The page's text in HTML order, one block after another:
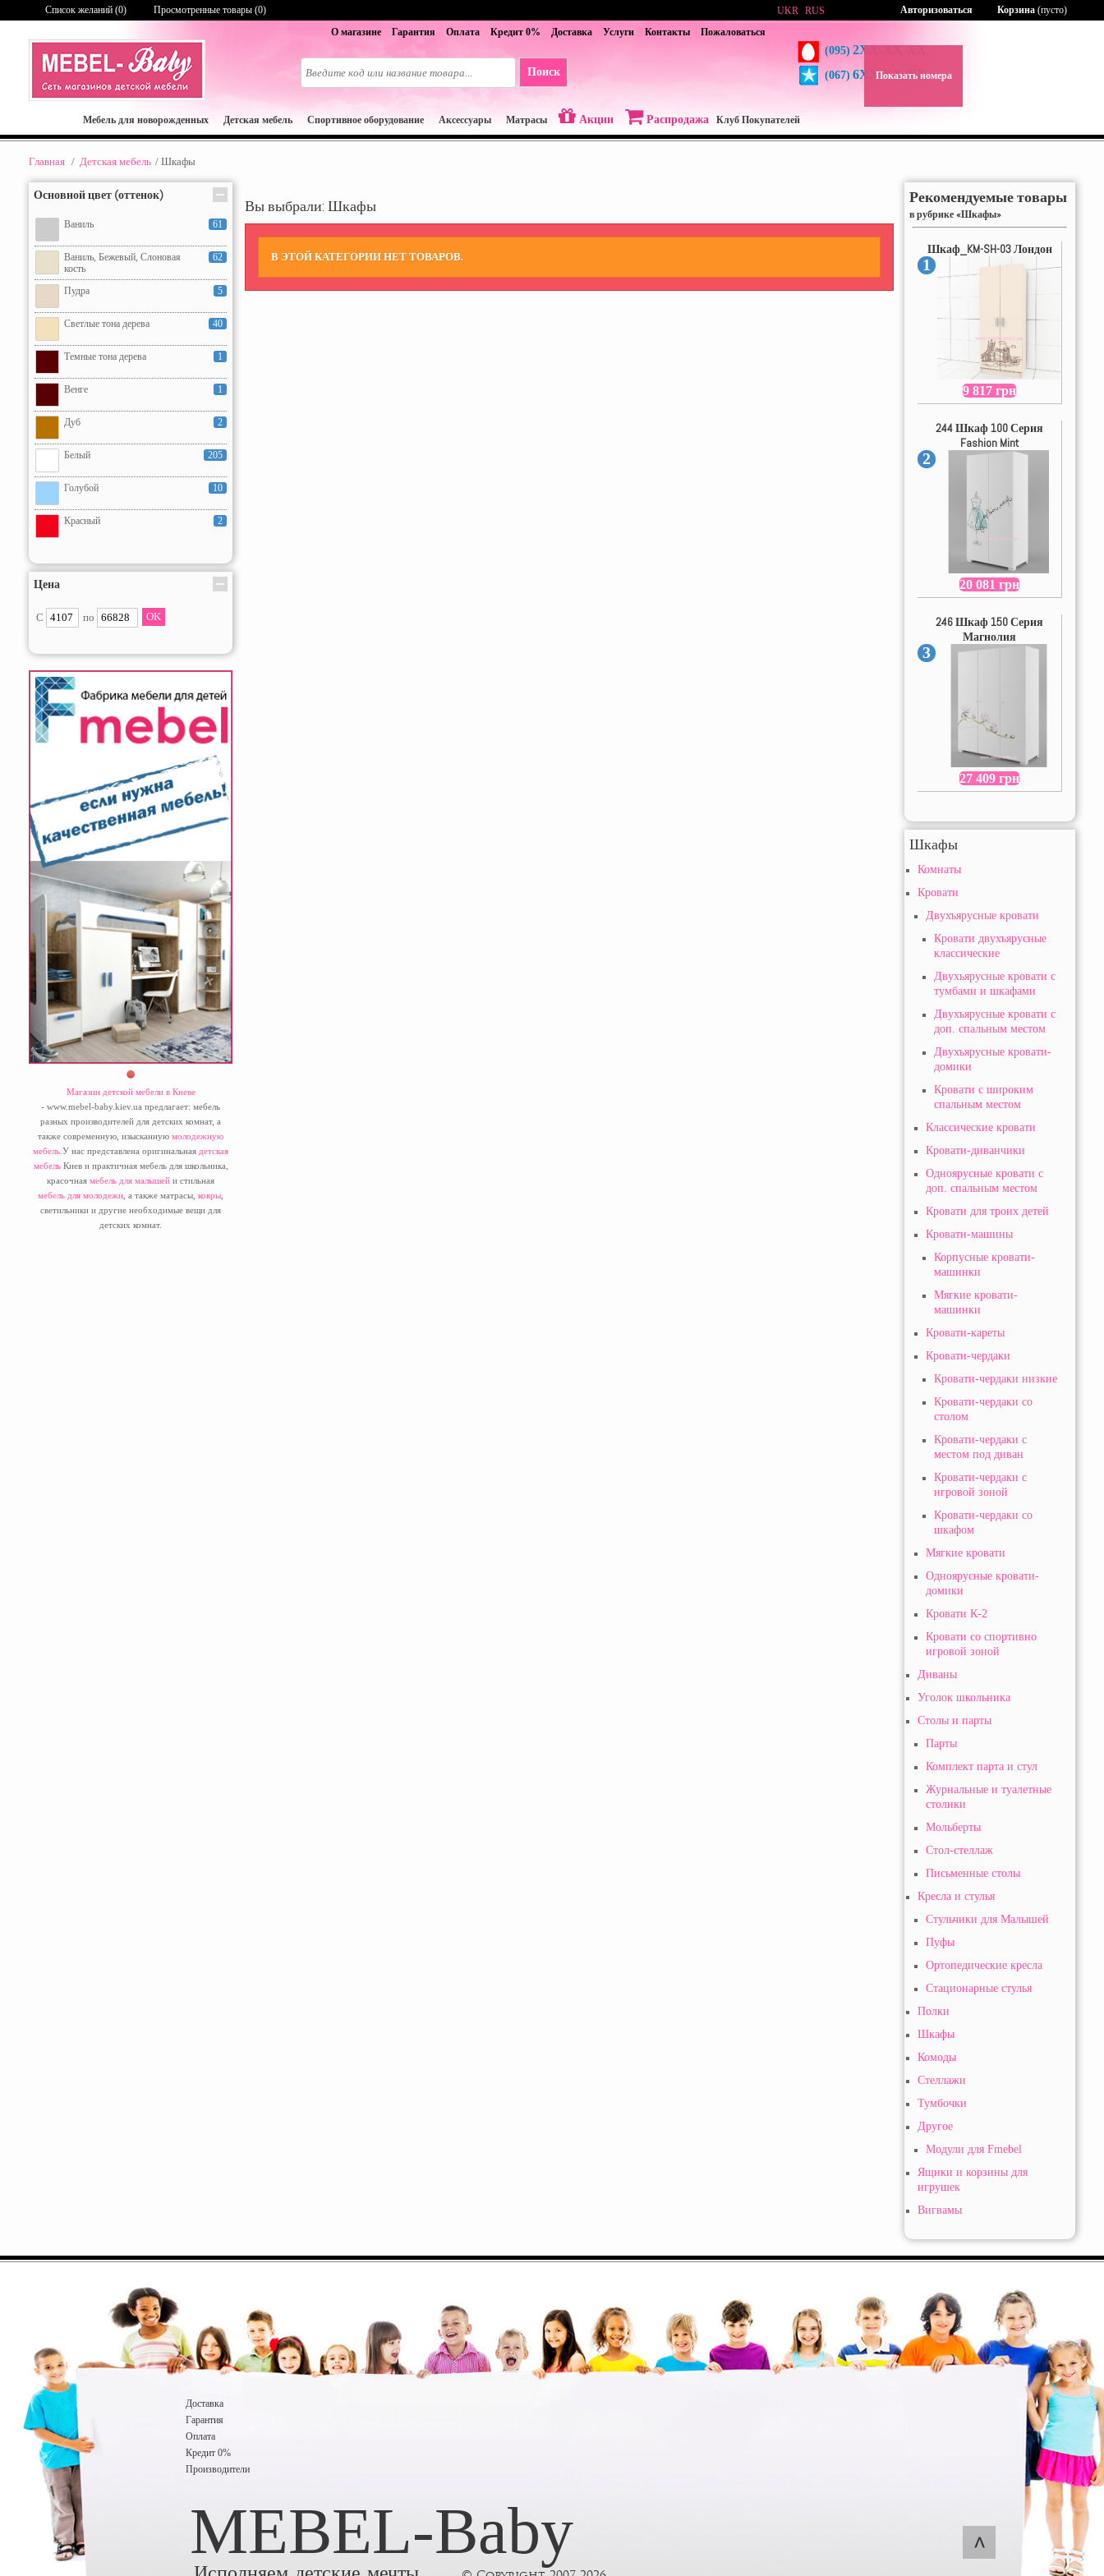
О магазине Гарантия Оплата Кредит 0% Доставка Услуги Контакты Пожаловаться
(095) 2XX-XX-XX
(067) 6XX-XX-XX
Показать номера
UKR RUS
Список желаний (0) Просмотренные товары (0) Корзина (пусто)
Авторизоваться
Мебель для новорожденных Детская мебель Спортивное оборудование Аксессуары Матрасы Акции Распродажа Клуб Покупателей
Главная / Детская мебель / Шкафы
Основной цвет (оттенок)
Ваниль 61
Ваниль, Бежевый, Слоновая
кость
62
Пудра 5
Светлые тона дерева 40
Темные тона дерева 1
Венге 1
Дуб 2
Белый 205
Голубой 10
Красный 2
178
Фиолетовый
Черный 1
Цвет под заказ
Цена
С по
Магазин детской мебели в Киеве
- www.mebel-baby.kiev.ua предлагает: мебель
разных производителей для детских комнат, а
также современную, изысканную молодежную
мебель .У нас представлена оригинальная детская
мебельКиев и практичная мебель для школьника,
красочная мебель для малышей и стильная
мебель для молодежи , а также матрасы, ковры
светильники и другие необходимые вещи для
детских комнат.
Вы выбрали: Шкафы
В ЭТОЙ КАТЕГОРИИ НЕТ ТОВАРОВ.
Рекомендуемые товары
в рубрике «Шкафы»
Шкаф_KM-SH-03 Лондон
1
9 817 грн
244 Шкаф 100 Серия
Fashion Mint
2
20 081 грн
246 Шкаф 150 Серия
Магнолия
3
27 409 грн
Шкафы
Комнаты
Кровати
Двухъярусные кровати
Кровати двухъярусные
классические
Двухьярусные кровати с
тумбами и шкафами
Двухъярусные кровати с
доп. спальным местом
Двухъярусные кровати-
домики
Кровати с широким
спальным местом
Классические кровати
Кровати-диванчики
Одноярусные кровати с
доп. спальным местом
Кровати для троих детей
Кровати-машины
Корпусные кровати-
машинки
Мягкие кровати-
машинки
Кровати-кареты
Кровати-чердаки
Кровати-чердаки низкие
Кровати-чердаки со
столом
Кровати-чердаки с
местом под диван
Кровати-чердаки с
игровой зоной
Кровати-чердаки со
шкафом
Мягкие кровати
Одноярусные кровати-
домики
Кровати К-2
Кровати со спортивно
игровой зоной
Диваны
Уголок школьника
Столы и парты
Парты
Комплект парта и стул
Журнальные и туалетные
столики
Мольберты
Стол-стеллаж
Письменные столы
Кресла и стулья
Стульчики для Малышей
Пуфы
Ортопедические кресла
Стационарные стулья
Полки
Шкафы
Комоды
Стеллажи
Тумбочки
Другое
Модули для Fmebel
Ящики и корзины для
игрушек
Вигвамы
Доставка
Гарантия
Оплата
Кредит 0%
Производители
MEBEL-Baby